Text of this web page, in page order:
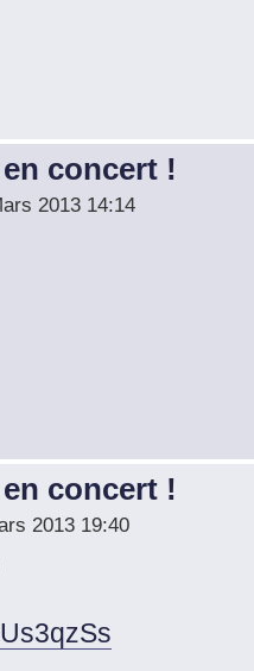
concert !
2013 14:14
concert !
2013 19:40